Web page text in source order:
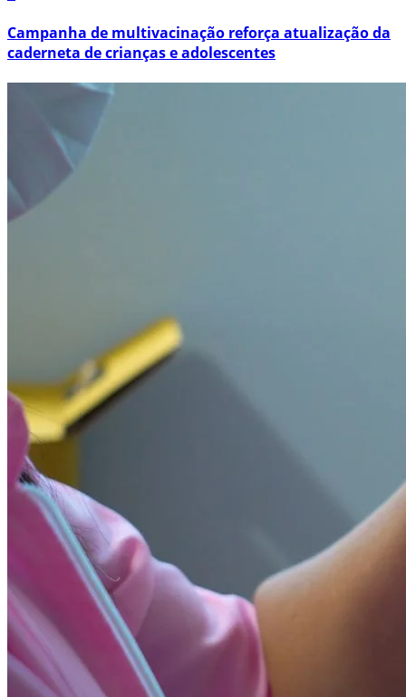
Campanha de multivacinação reforça atualização da
caderneta de crianças e adolescentes